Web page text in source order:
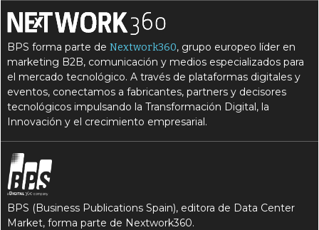
S seguridad S streaming
BPS forma parte deNextwork360, grupo europeo líder en
marketing B2B, comunicación y medios especializados para
el mercado tecnológico. A través de plataformas digitales y
eventos, conectamos a fabricantes, partners y decisores
tecnológicos impulsando la Transformación Digital, la
Innovación y el crecimiento empresarial.
BPS (Business Publications Spain), editora de Data Center
Market, forma parte de Nextwork360.